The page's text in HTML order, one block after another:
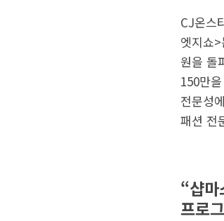
CJ온스
엣지쇼
원을 돌
150만
전문성
패션 전
“샵마
프로